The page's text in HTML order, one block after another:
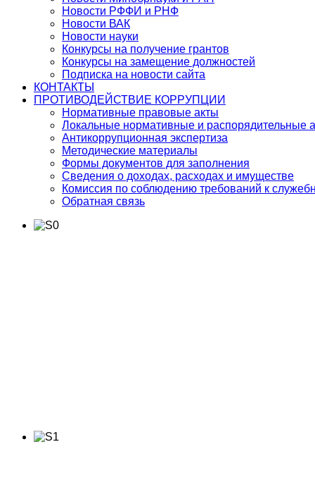
Новости РФФИ и РНФ
Новости ВАК
Новости науки
Конкурсы на получение грантов
Конкурсы на замещение должностей
Подписка на новости сайта
КОНТАКТЫ
ПРОТИВОДЕЙСТВИЕ КОРРУПЦИИ
Нормативные правовые акты
Локальные нормативные и распорядительные
Антикоррупционная экспертиза
Методические материалы
Формы документов для заполнения
Сведения о доходах, расходах и имуществе
Комиссия по соблюдению требований к
Обратная связь